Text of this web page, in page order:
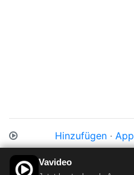
Hinzufügen · App
Impressum
Vavideo